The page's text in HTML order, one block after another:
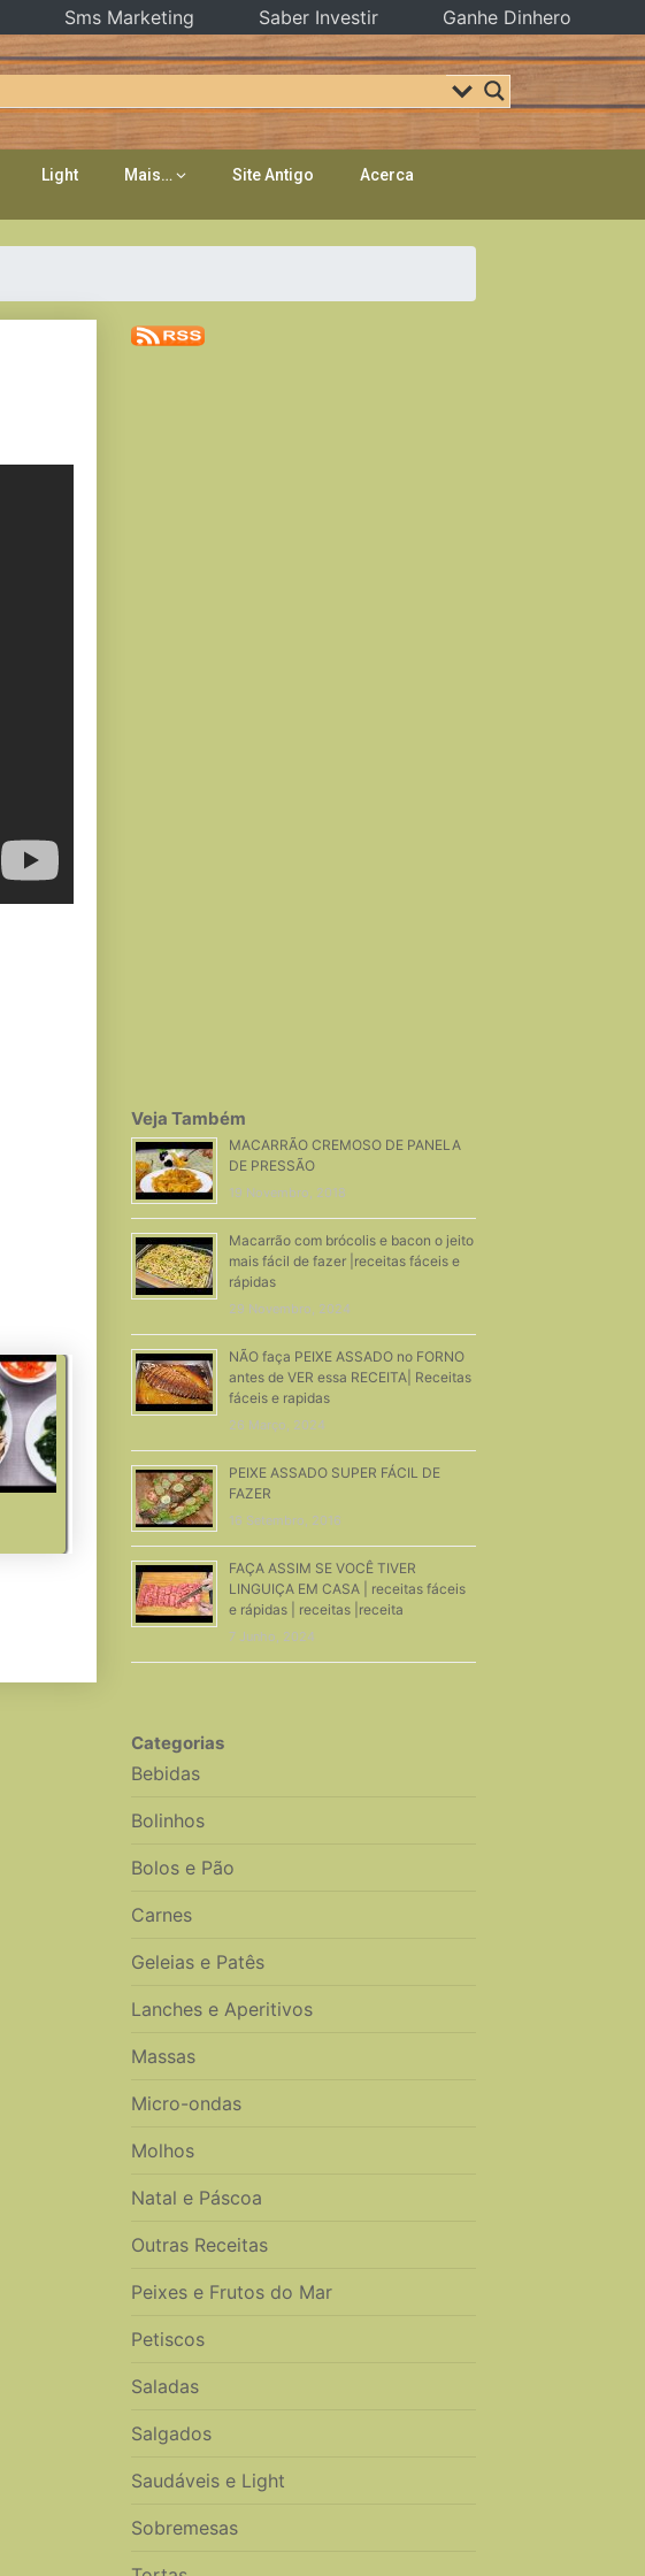
Light Mais… Site Antigo Acerca
Veja Também
MACARRÃO CREMOSO DE PANELA
DE PRESSÃO
19 Novembro, 2018
Macarrão com brócolis e bacon o jeito
mais fácil de fazer |receitas fáceis e
rápidas
29 Novembro, 2024
NÃO faça PEIXE ASSADO no FORNO
antes de VER essa RECEITA| Receitas
fáceis e rapidas
26 Março, 2024
PEIXE ASSADO SUPER FÁCIL DE
FAZER
16 Setembro, 2016
FAÇA ASSIM SE VOCÊ TIVER
LINGUIÇA EM CASA | receitas fáceis
e rápidas | receitas |receita
7 Junho, 2024
Categorias
Bebidas
Bolinhos
Bolos e Pão
Carnes
Geleias e Patês
Lanches e Aperitivos
Massas
Micro-ondas
Molhos
Natal e Páscoa
Outras Receitas
Peixes e Frutos do Mar
Petiscos
Saladas
Salgados
Saudáveis e Light
Sobremesas
Sms Marketing Saber Investir Ganhe Dinhero